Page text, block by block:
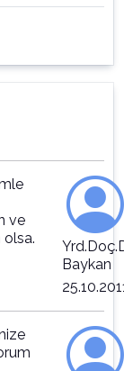
ve
olsa.
Baykan